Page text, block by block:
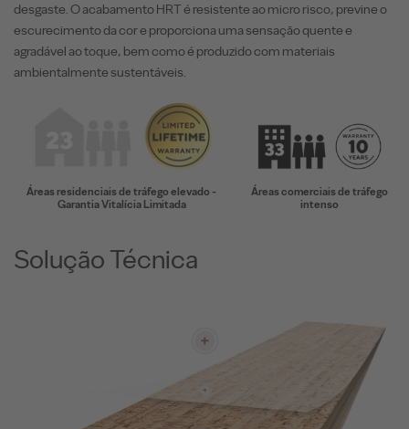
desgaste. O acabamento HRT é resistente ao micro risco, previne o
escurecimento da cor e proporciona uma sensação quente e
agradável ao toque, bem como é produzido com materiais
ambientalmente sustentáveis.
Áreas residenciais de tráfego elevado -
Garantia Vitalícia Limitada
Áreas comerciais de tráfego
intenso
Solução Técnica